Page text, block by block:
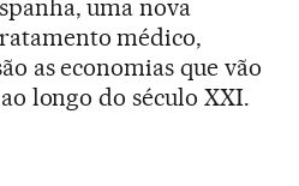
uma nova
médico,
as economias que vão
longo do século XXI.